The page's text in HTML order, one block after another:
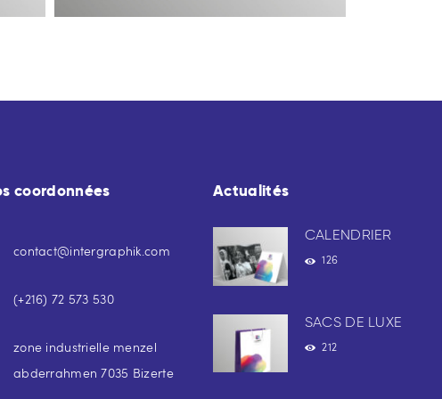
coordonnées
contact@intergraphik.com
(+216) 72 573 530
zone industrielle menzel
abderrahmen 7035 Bizerte
Actualités
CALENDRIER
126
SACS DE LUXE
212